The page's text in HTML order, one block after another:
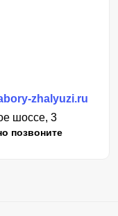
zhalyuzi.ru
шоссе, 3
позвоните